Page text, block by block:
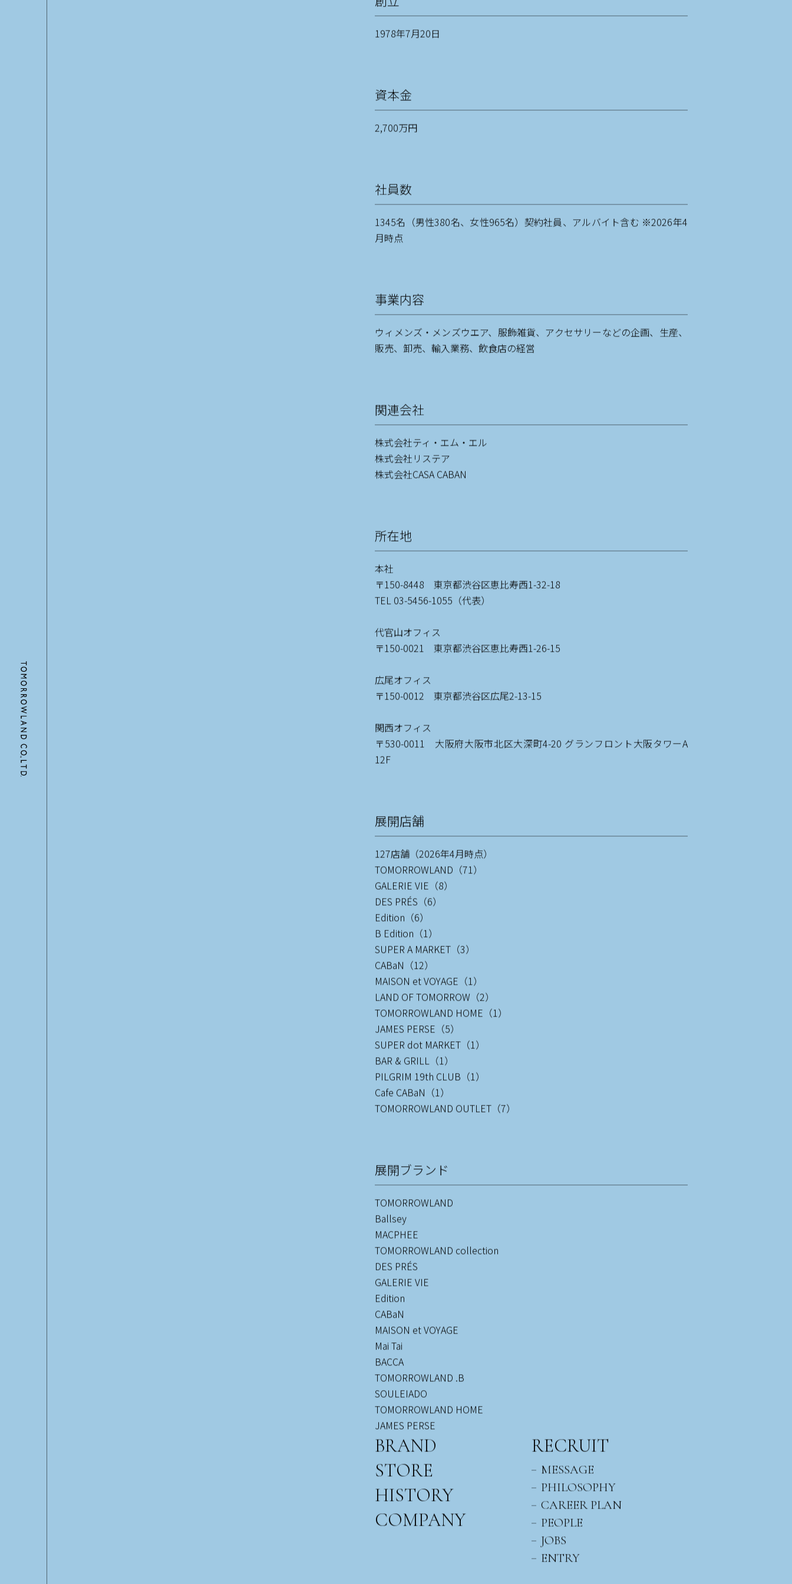
1978年7月20日
資本金
2,700万円
社員数
1345名（男性380名、女性965名）契約社員、アルバイト含む ※2026年4
月時点
事業内容
ウィメンズ・メンズウエア、服飾雑貨、アクセサリーなどの企画、生産、
販売、卸売、輸入業務、飲食店の経営
関連会社
株式会社ティ・エム・エル
株式会社リステア
株式会社CASA CABAN
所在地
本社
〒150-8448 東京都渋谷区恵比寿西1-32-18
TEL 03-5456-1055（代表）
代官山オフィス
〒150-0021 東京都渋谷区恵比寿西1-26-15
広尾オフィス
〒150-0012 東京都渋谷区広尾2-13-15
関西オフィス
〒530-0011 大阪府大阪市北区大深町4-20 グランフロント大阪タワーA
12F
展開店舗
127店舗（2026年4月時点）
TOMORROWLAND（71）
GALERIE VIE（8）
DES PRÉS（6）
Edition（6）
B Edition（1）
SUPER A MARKET（3）
CABaN（12）
MAISON et VOYAGE（1）
LAND OF TOMORROW（2）
TOMORROWLAND HOME（1）
JAMES PERSE（5）
SUPER dot MARKET（1）
BAR & GRILL（1）
PILGRIM 19th CLUB（1）
Cafe CABaN（1）
TOMORROWLAND OUTLET（7）
展開ブランド
TOMORROWLAND
Ballsey
MACPHEE
TOMORROWLAND collection
DES PRÉS
GALERIE VIE
Edition
CABaN
MAISON et VOYAGE
Mai Tai
BACCA
TOMORROWLAND .B
SOULEIADO
TOMORROWLAND HOME
JAMES PERSE
BRAND
STORE
HISTORY
COMPANY
RECRUIT
MESSAGE
PHILOSOPHY
CAREER PLAN
PEOPLE
JOBS
ENTRY